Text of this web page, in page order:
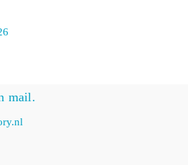
mail.